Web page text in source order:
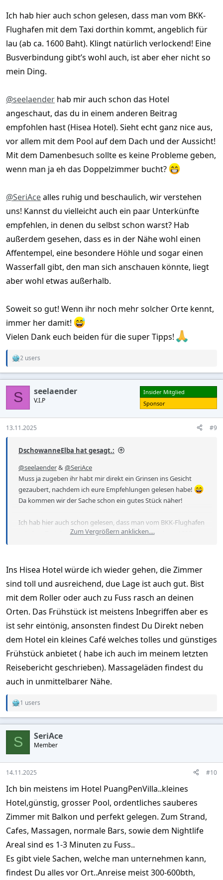
Ich hab hier auch schon gelesen, dass man vom BKK-
Flughafen mit dem Taxi dorthin kommt, angeblich für
lau (ab ca. 1600 Baht). Klingt natürlich verlockend! Eine
Busverbindung gibt’s wohl auch, ist aber eher nicht so
mein Ding.
@seelaender hab mir auch schon das Hotel
angeschaut, das du in einem anderen Beitrag
empfohlen hast (Hisea Hotel). Sieht echt ganz nice aus,
vor allem mit dem Pool auf dem Dach und der Aussicht!
Mit dem Damenbesuch sollte es keine Probleme geben,
wenn man ja eh das Doppelzimmer bucht?
@SeriAcealles ruhig und beschaulich, wir verstehen
uns! Kannst du vielleicht auch ein paar Unterkünfte
empfehlen, in denen du selbst schon warst? Hab
außerdem gesehen, dass es in der Nähe wohl einen
Affentempel, eine besondere Höhle und sogar einen
Wasserfall gibt, den man sich anschauen könnte, liegt
aber wohl etwas außerhalb.
Soweit so gut! Wenn ihr noch mehr solcher Orte kennt,
immer her damit!
Vielen Dank euch beiden für die super Tipps!
R
c
o
n
s
:
2 users
S seelaender
V.I.P
Insider Mitglied
Sponsor
13.11.2025 #9
DschowanneElba hat gesagt.:
@seelaender& @SeriAce
Muss ja zugeben ihr habt mir direkt ein Grinsen ins Gesicht
gezaubert, nachdem ich eure Empfehlungen gelesen habe!
Da kommen wir der Sache schon ein gutes Stück näher!
Ich hab hier auch schon gelesen, dass man vom BKK-Flughafen
mit dem Taxi dorthin kommt, angeblich für lau (ab ca. 1600
hab mir auch schon das Hotel angeschaut, das du
in einem anderen Beitrag empfohlen hast (Hisea Hotel). Sieht
echt ganz nice aus, vor allem mit dem Pool auf dem Dach und
der Aussicht! Mit dem Damenbesuch sollte es keine Probleme
geben, wenn man ja eh das Doppelzimmer bucht?
[
Zum Vergrößern anklicken....
Ins Hisea Hotel würde ich wieder gehen, die Zimmer
sind toll und ausreichend, due Lage ist auch gut. Bist
mit dem Roller oder auch zu Fuss rasch an deinen
Orten. Das Frühstück ist meistens Inbegriffen aber es
ist sehr eintönig, ansonsten findest Du Direkt neben
dem Hotel ein kleines Café welches tolles und günstiges
Frühstück anbietet ( habe ich auch im meinem letzten
Reisebericht geschrieben). Massageläden findest du
auch in unmittelbarer Nähe.
R
c
o
n
s
:
1 users
S SeriAce
Member
14.11.2025 #10
Ich bin meistens im Hotel PuangPenVilla..kleines
Hotel,günstig, grosser Pool, ordentliches sauberes
Zimmer mit Balkon und perfekt gelegen. Zum Strand,
Cafes, Massagen, normale Bars, sowie dem Nightlife
Areal sind es 1-3 Minuten zu Fuss..
Es gibt viele Sachen, welche man unternehmen kann,
findest Du alles vor Ort..Anreise meist 300-600bth,